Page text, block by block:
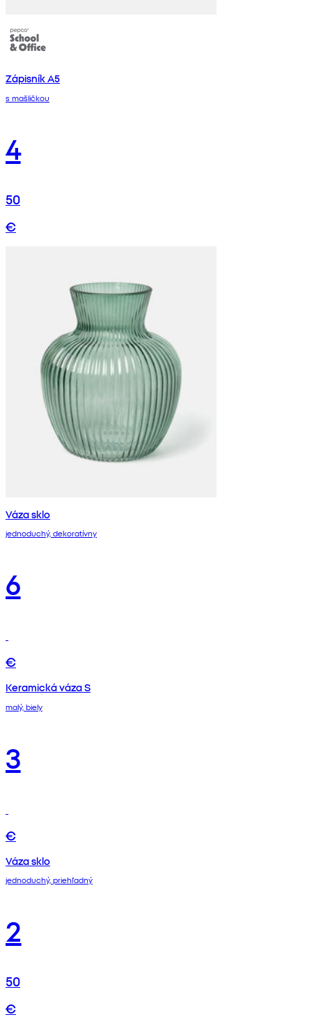
Zápisník A5
s mašličkou
4
50
€
Váza sklo
jednoduchý, dekoratívny
6
€
Keramická váza S
malý, biely
3
€
Váza sklo
jednoduchý, priehľadný
2
50
€